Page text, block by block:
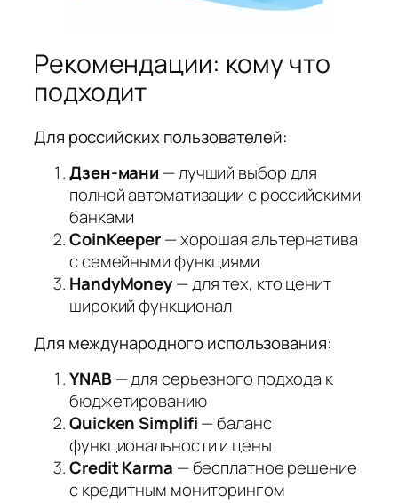
Рекомендации: кому что
подходит
Для российских пользователей:
Дзен-мани — лучший выбор для
полной автоматизации с российскими
банками
CoinKeeper— хорошая альтернатива
с семейными функциями
HandyMoney— для тех, кто ценит
широкий функционал
Для международного использования:
YNAB — для серьезного подхода к
бюджетированию
Quicken Simplifi— баланс
функциональности и цены
Credit Karma — бесплатное решение
с кредитным мониторингом